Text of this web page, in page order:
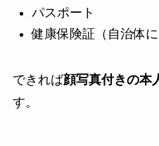
パスポート
健康保険証（自治体
できれば顔写真付きの本
す。